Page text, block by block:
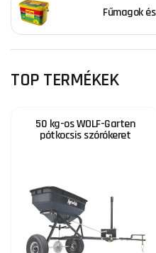
Fűmagok
TOP TERMÉKEK
50 kg-os WOLF-Garten
pótkocsis szórókeret